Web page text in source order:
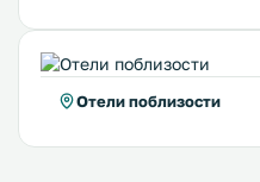
Отели поблизости